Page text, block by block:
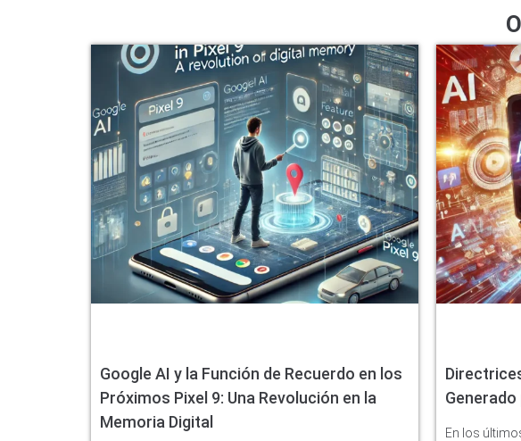
Google AI y la Función de Recuerdo en los
Próximos Pixel 9: Una Revolución en la
Memoria Digital
Generado
En los